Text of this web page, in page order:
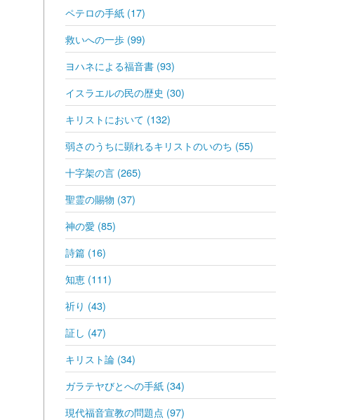
ペテロの手紙 (17)
救いへの一歩 (99)
ヨハネによる福音書 (93)
イスラエルの民の歴史 (30)
キリストにおいて (132)
弱さのうちに顕れるキリストのいのち (55)
十字架の言 (265)
聖霊の賜物 (37)
神の愛 (85)
詩篇 (16)
知恵 (111)
祈り (43)
証し (47)
キリスト論 (34)
ガラテヤびとへの手紙 (34)
現代福音宣教の問題点 (97)